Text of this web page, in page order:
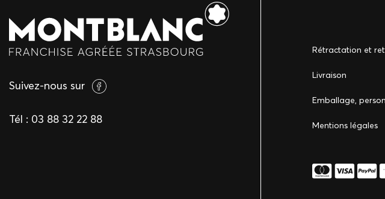
Suivez-nous sur
Tél : 03 88 32 22 88
Rétractation et
Livraison
Emballage,
Mentions légales